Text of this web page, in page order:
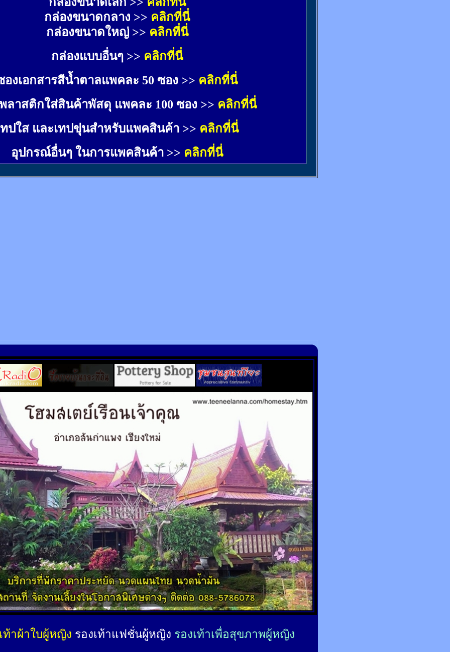
กล่องขนาดกลาง >> คลิกที่นี่
กล่องขนาดใหญ่ >> คลิกที่นี่
กล่องแบบอื่นๆ >> คลิกที่นี่
องเอกสารสีน้ำตาลแพคละ 50 ซอง >> คลิกที่นี่
ลาสติกใส่สินค้าพัสดุ แพคละ 100 ซอง >> คลิกที่นี่
ทปใส และเทปขุ่นสำหรับแพคสินค้า >> คลิกที่นี่
อุปกรณ์อื่นๆ ในการแพคสินค้า >> คลิกที่นี่
ท้าผ้าใบผู้หญิง รองเท้าแฟชั่นผู้หญิง รองเท้าเพื่อสุขภาพผู้หญิง